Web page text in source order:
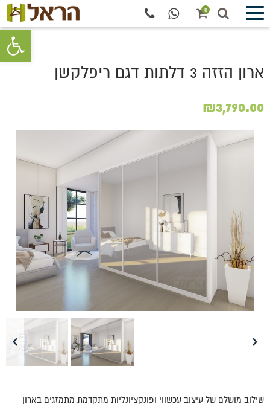
פתח
0
שילוב מושלם של עיצוב עכשווי ופונקציונליות מתקדמת מתמזגים בארון
ארון הזזה 3 דלתות דגם ריפלקשן
₪3,790.00